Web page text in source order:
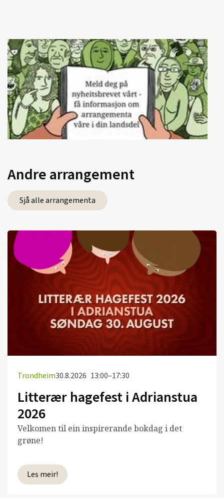
Andre arrangement
Sjå alle arrangementa
Trondheim30.8.2026 13:00–17:30
Litterær hagefest i Adrianstua
2026
Velkomen til ein inspirerande bokdag i det
grøne!
Les meir!